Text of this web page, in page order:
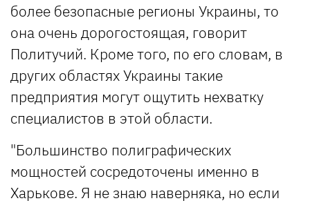
более безопасные регионы Украины, то
она очень дорогостоящая, говорит
Политучий. Кроме того, по его словам, в
других областях Украины такие
предприятия могут ощутить нехватку
специалистов в этой области.
"Большинство полиграфических
мощностей сосредоточены именно в
Харькове. Я не знаю наверняка, но если